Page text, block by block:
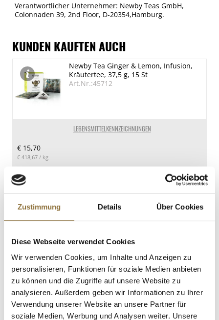
Zustimmung Details Über Cookies
Diese Webseite verwendet Cookies
Wir verwenden Cookies, um Inhalte und Anzeigen zu
personalisieren, Funktionen für soziale Medien anbieten
zu können und die Zugriffe auf unsere Website zu
analysieren. Außerdem geben wir Informationen zu Ihrer
Verwendung unserer Website an unsere Partner für
soziale Medien, Werbung und Analysen weiter. Unsere
Verantwortlicher Unternehmer: Newby Teas GmbH,
Colonnaden 39, 2nd Floor, D-20354,Hamburg.
KUNDEN KAUFTEN AUCH
LEBENSMITTELKENNZEICHNUNGEN
Newby Tea Ginger & Lemon, Infusion,
Kräutertee, 37,5 g, 15 St
Art.Nr.:45712
€ 15,70
€ 418,67 / kg
LEBENSMITTELKENNZEICHNUNGEN
Harissa - Paste aus scharfen Peperoni,
g
€ 42,71/ kg
St.